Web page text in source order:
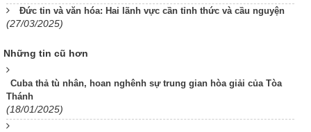
Đức tin và văn hóa: Hai lãnh vực cần tỉnh thức và cầu nguyện
(27/03/2025)
Những tin cũ hơn
Cuba thả tù nhân, hoan nghênh sự trung gian hòa giải của Tòa
Thánh
(18/01/2025)